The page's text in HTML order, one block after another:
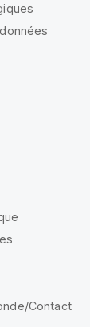
Contact